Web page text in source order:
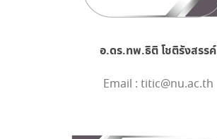
อ.ดร.ทพ.ธิติ โชติรังสรรค์
Email : titic@nu.ac.th